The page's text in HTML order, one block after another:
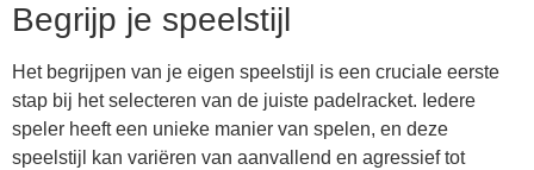
Begrijp je speelstijl
Het begrijpen van je eigen speelstijl is een cruciale eerste
stap bij het selecteren van de juiste padelracket. Iedere
speler heeft een unieke manier van spelen, en deze
speelstijl kan variëren van aanvallend en agressief tot